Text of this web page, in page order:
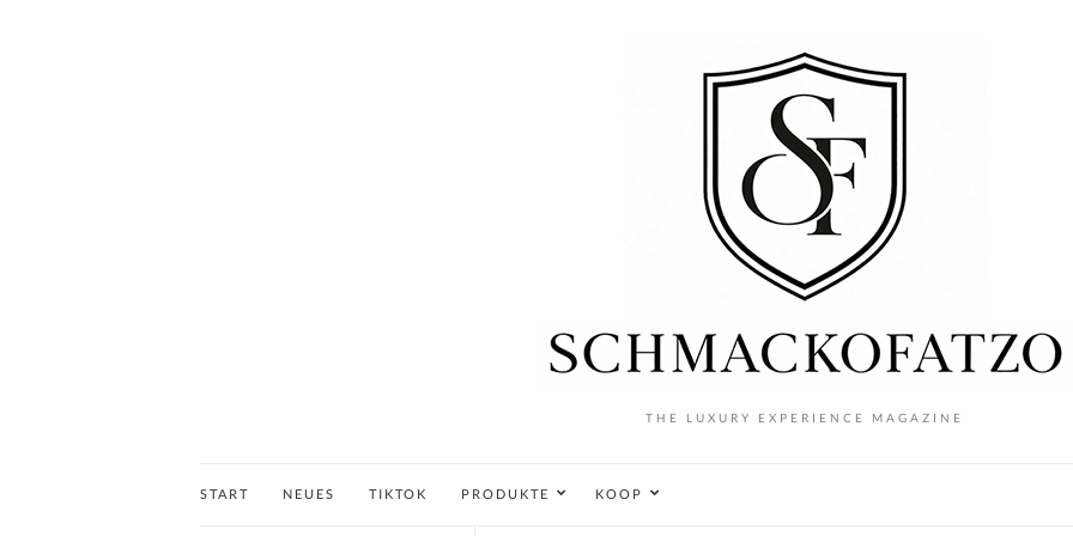
THE LUXURY EXPERIENCE MAGAZINE
START NEUES TIKTOK PRODUKTE KOOP